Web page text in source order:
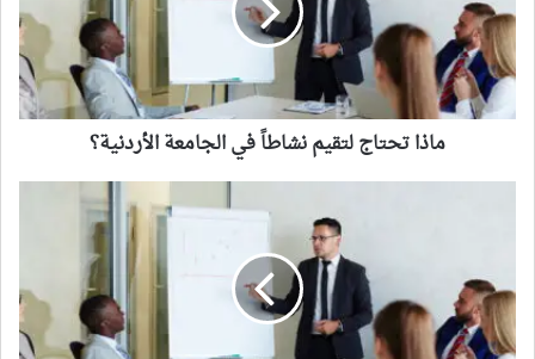
في
الجامعة
الأردنية؟
ماذا تحتاج لتقيم نشاطاً في الجامعة الأردنية؟
للتخصص
في
الخارج؟